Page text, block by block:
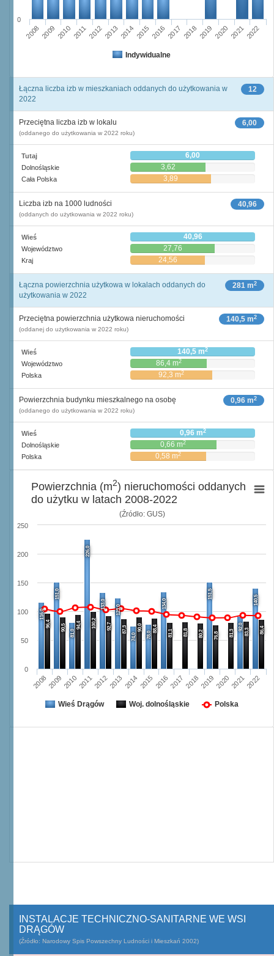
Indywidualne
2008 2009 2010 201120122013 2014 2015 2016 2017 2018 2019 2020 20212022
0
12
Łączna liczba izb w mieszkaniach oddanych do użytkowania w
2022
6,00
Przeciętna liczba izb w lokalu
(oddanego do użytkowania w 2022 roku)
Tutaj 6,00
Dolnośląskie 3,62
Cała Polska 3,89
40,96
Liczba izb na 1000 ludności
(oddanych do użytkowania w 2022 roku)
Wieś 40,96
Województwo 27,76
Kraj 24,56
281 m2
Łączna powierzchnia użytkowa w lokalach oddanych do
użytkowania w 2022
140,5 m2
Przeciętna powierzchnia użytkowa nieruchomości
(oddanej do użytkowania w 2022 roku)
Wieś 140,5 m2
Województwo 86,4 m2
Polska 92,3 m2
0,96 m2
Powierzchnia budynku mieszkalnego na osobę
(oddanego do użytkowania w 2022 roku)
Wieś 0,96 m2
Dolnośląskie 0,66 m2
Polska 0,58 m2
(Źródło: GUS)
116,0
151,0
81,0
226,0
133,0 123,0
74,0 78,0
134,0
151,5
92,0
140,5
96,4 90,5 94,4 100,2 92,7 87,3 90,0 88,4 81,1 81,8 80,2 76,8 81,3 83,3 86,4
200820092010201120122013 2014 2015 20162017 20182019202020212022
0
50
100
150
200
250
Powierzchnia (m2) nieruchomości oddanych
do użytku w latach 2008-2022
Wieś Drągów Woj. dolnośląskie Polska
INSTALACJE TECHNICZNO-SANITARNE WE WSI
DRĄGÓW
(Źródło: Narodowy Spis Powszechny Ludności i Mieszkań 2002)